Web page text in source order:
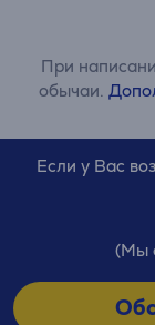
При
обычаи.
Если у Вас
(Мы